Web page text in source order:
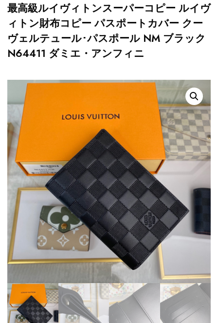
最高級ルイヴィトンスーパーコピー ルイヴ
ィトン財布コピー パスポートカバー クー
ヴェルテュール･パスポール NM ブラック
N64411 ダミエ・アンフィニ